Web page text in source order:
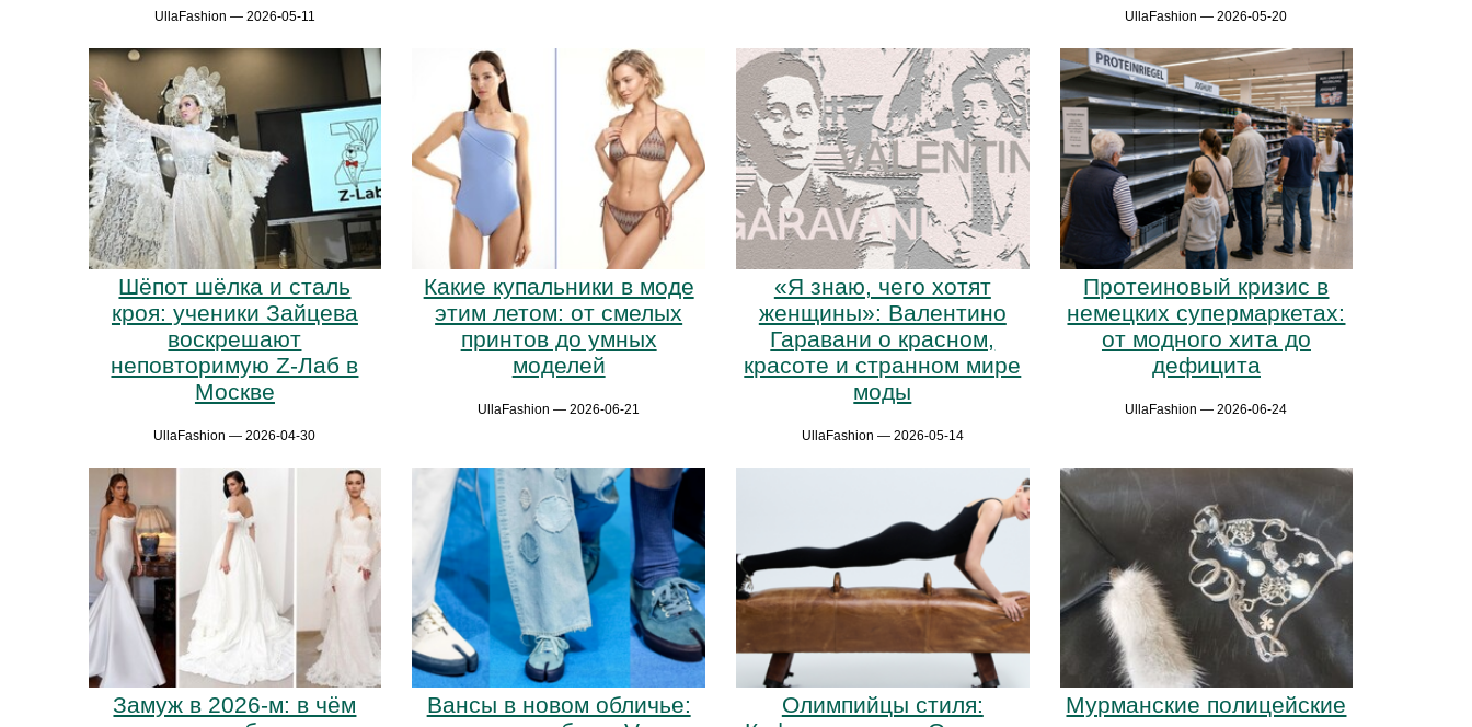
UllaFashion — 2026-05-11 UllaFashion — 2026-05-20
Шёпот шёлка и сталь
кроя: ученики Зайцева
воскрешают
неповторимую Z-Лаб в
Москве
UllaFashion — 2026-04-30
Какие купальники в моде
этим летом: от смелых
принтов до умных
моделей
UllaFashion — 2026-06-21
«Я знаю, чего хотят
женщины»: Валентино
Гаравани о красном,
красоте и странном мире
моды
UllaFashion — 2026-05-14
Протеиновый кризис в
немецких супермаркетах:
от модного хита до
дефицита
UllaFashion — 2026-06-24
Замуж в 2026-м: в чём
Вансы в новом обличье:
Олимпийцы стиля:
Мурманские полицейские